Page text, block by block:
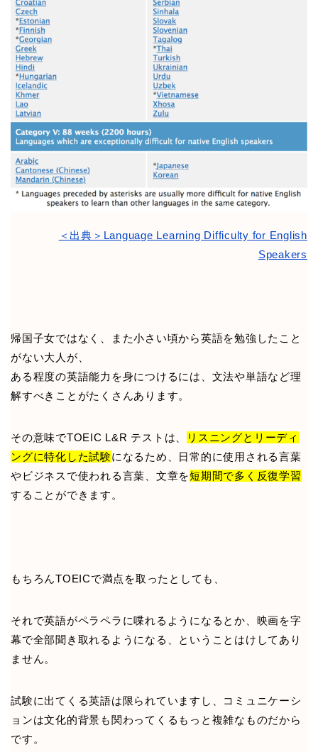
＜出典＞Language Learning Difficulty for English
Speakers
帰国子女ではなく、また小さい頃から英語を勉強したこと
がない大人が、
ある程度の英語能力を身につけるには、文法や単語など理
解すべきことがたくさんあります。
その意味でTOEIC L&R テストは、
リスニングとリーディ
ングに特化した試験になるため、日常的に使用される言葉
やビジネスで使われる言葉、文章を短期間で多く反復学習
することができます。
もちろんTOEICで満点を取ったとしても、
それで英語がペラペラに喋れるようになるとか、映画を字
幕で全部聞き取れるようになる、ということはけしてあり
ません。
試験に出てくる英語は限られていますし、コミュニケーシ
ョンは文化的背景も関わってくるもっと複雑なものだから
です。